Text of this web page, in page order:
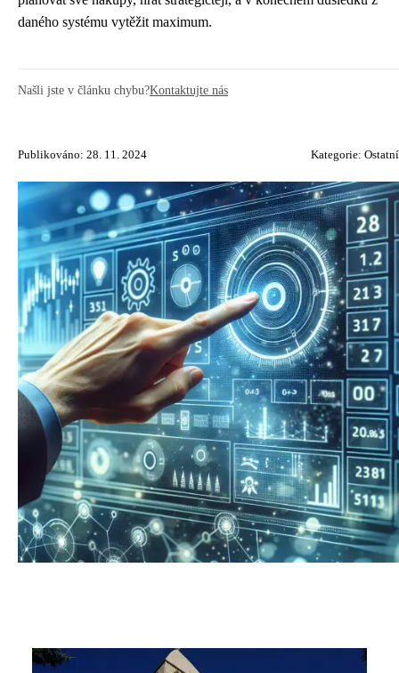
daného systému vytěžit maximum.
Našli jste v článku chybu?Kontaktujte nás
Publikováno: 28. 11. 2024 Kategorie: Ostatní